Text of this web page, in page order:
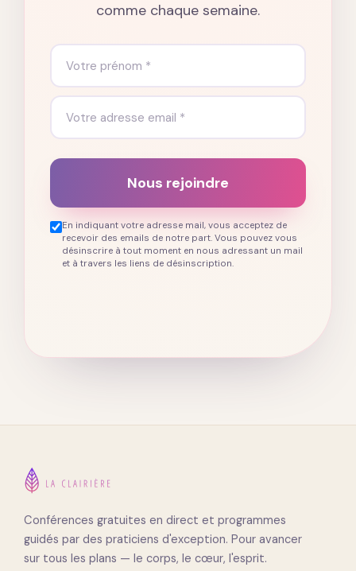
comme chaque semaine.
Nous rejoindre
En indiquant votre adresse mail, vous acceptez de
recevoir des emails de notre part. Vous pouvez vous
désinscrire à tout moment en nous adressant un mail
et à travers les liens de désinscription.
Conférences gratuites en direct et programmes
guidés par des praticiens d'exception. Pour avancer
sur tous les plans — le corps, le cœur, l'esprit.